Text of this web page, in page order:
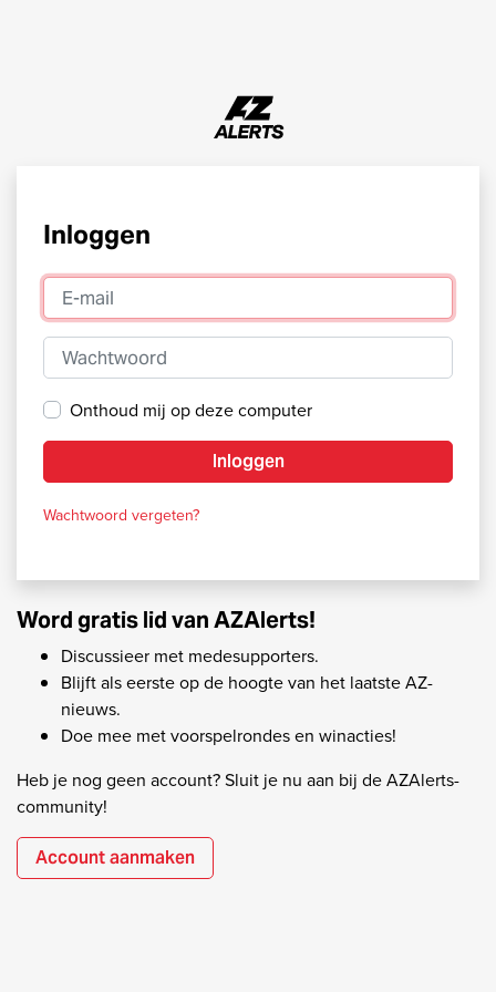
Inloggen
E-mail
Wachtwoord
Onthoud mij op deze computer
Inloggen
Wachtwoord vergeten?
Word gratis lid van AZAlerts!
Discussieer met medesupporters.
Blijft als eerste op de hoogte van het laatste AZ-
nieuws.
Doe mee met voorspelrondes en winacties!
Heb je nog geen account? Sluit je nu aan bij de AZAlerts-
community!
Account aanmaken